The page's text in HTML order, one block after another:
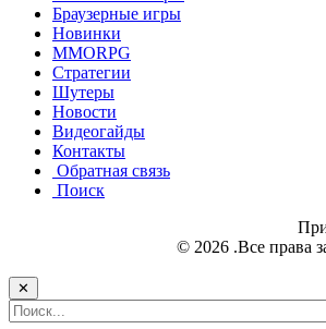
Браузерные игры
Новинки
MMORPG
Стратегии
Шутеры
Новости
Видеогайды
Контакты
Обратная связь
Поиск
© 2026 .Все права
✕